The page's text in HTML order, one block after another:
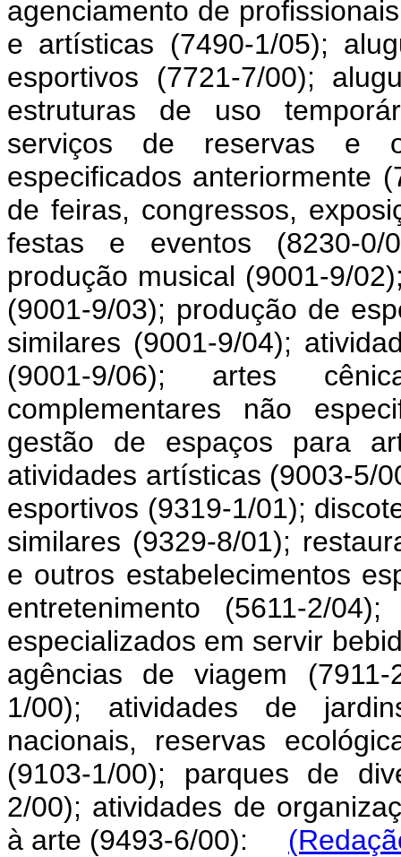
agenciamento de
e artísticas (7490-1/05);
esportivos (7721-7/00);
estruturas de uso
serviços de reservas e
especificados anteriormente
de feiras, congressos,
festas e eventos (8230-0/
produção musical (9001-9/
(9001-9/03); produção de
similares (9001-9/04);
(9001-9/06); artes
complementares não
gestão de espaços para
atividades artísticas (9003-5/
esportivos (9319-1/01);
similares (9329-8/01);
e outros estabelecimentos
entretenimento (5611-2/
especializados em servir
agências de viagem
1/00); atividades de
nacionais, reservas
(9103-1/00); parques de
2/00); atividades de
à arte (9493-6/00):